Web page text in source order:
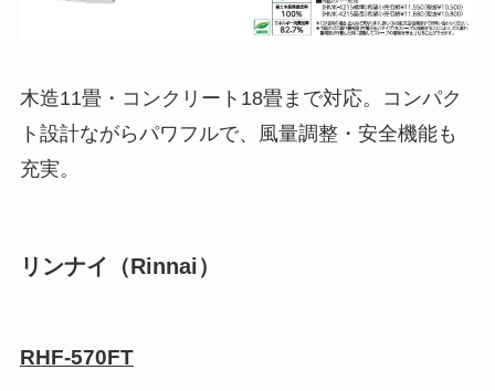
木造11畳・コンクリート18畳まで対応。コンパク
ト設計ながらパワフルで、風量調整・安全機能も
充実。
リンナイ（Rinnai）
RHF-570FT